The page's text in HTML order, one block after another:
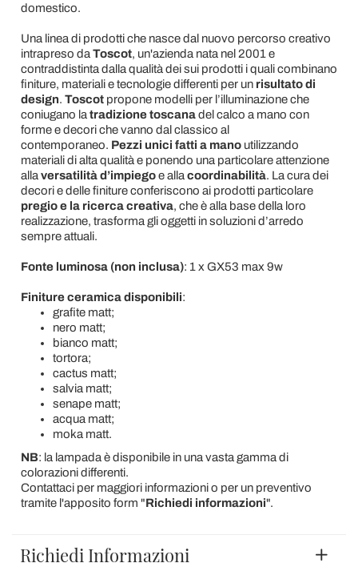
domestico.
Una linea di prodotti che nasce dal nuovo percorso creativo
intrapreso da Toscot, un'azienda nata nel 2001 e
contraddistinta dalla qualità dei sui prodotti i quali combinano
finiture, materiali e tecnologie differenti per un risultato di
design. Toscotpropone modelli per l’illuminazione che
coniugano la tradizione toscanadel calco a mano con
forme e decori che vanno dal classico al
contemporaneo. Pezzi unici fatti a manoutilizzando
materiali di alta qualità e ponendo una particolare attenzione
alla versatilità d’impiegoe alla coordinabilità. La cura dei
decori e delle finiture conferiscono ai prodotti particolare
pregio e la ricerca creativa, che è alla base della loro
realizzazione, trasforma gli oggetti in soluzioni d’arredo
sempre attuali.
Fonte luminosa (non inclusa): 1 x GX53 max 9w
Finiture ceramica disponibili:
grafite matt;
nero matt;
bianco matt;
tortora;
cactus matt;
salvia matt;
senape matt;
acqua matt;
moka matt.
NB: la lampada è disponibile in una vasta gamma di
colorazioni differenti.
Contattaci per maggiori informazioni o per un preventivo
tramite l'apposito form "Richiedi informazioni".
Richiedi Informazioni